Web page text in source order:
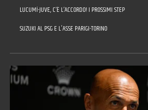
LUCUMÍ-JUVE, C’È L’ACCORDO! I PROSSIMI STEP
SUZUKI AL PSG E L'ASSE PARIGI-TORINO